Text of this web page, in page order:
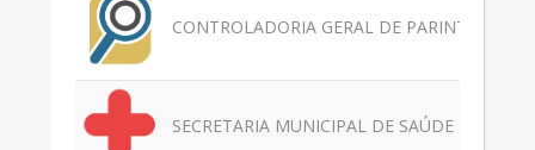
CONTROLADORIA GERAL DE PARINTINS -
SECRETARIA MUNICIPAL DE SAÚDE E BEM